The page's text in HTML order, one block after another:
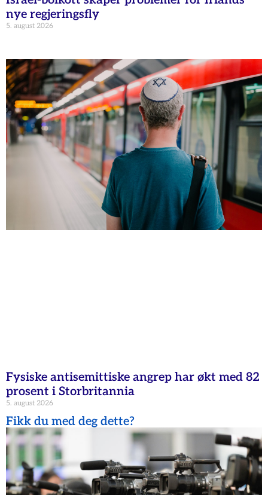
nye regjeringsfly
5. august 2026
Fysiske antisemittiske angrep har økt med 82
prosent i Storbritannia
5. august 2026
Fikk du med deg dette?